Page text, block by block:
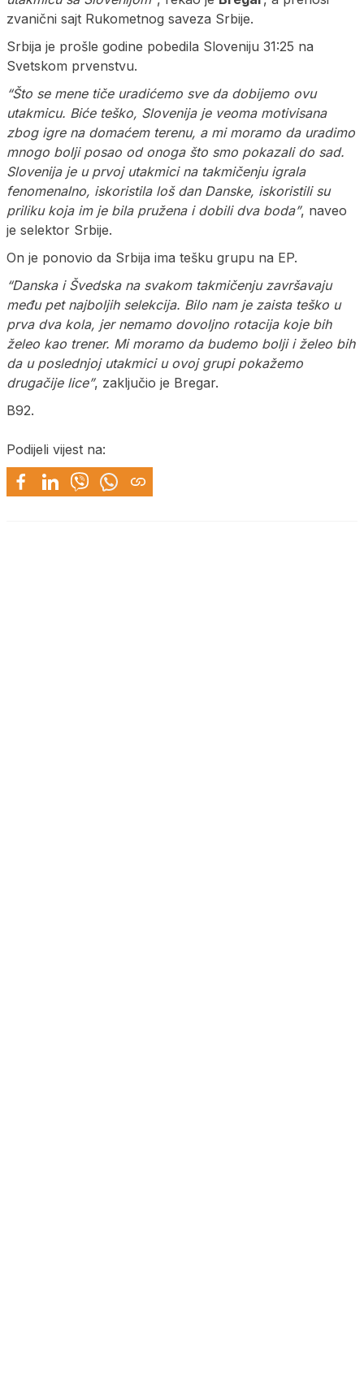
zvanični sajt Rukometnog saveza Srbije.
Srbija je prošle godine pobedila Sloveniju 31:25 na
Svetskom prvenstvu.
“Što se mene tiče uradićemo sve da dobijemo ovu
utakmicu. Biće teško, Slovenija je veoma motivisana
zbog igre na domaćem terenu, a mi moramo da uradimo
mnogo bolji posao od onoga što smo pokazali do sad.
Slovenija je u prvoj utakmici na takmičenju igrala
fenomenalno, iskoristila loš dan Danske, iskoristili su
priliku koja im je bila pružena i dobili dva boda”, naveo
je selektor Srbije.
On je ponovio da Srbija ima tešku grupu na EP.
“Danska i Švedska na svakom takmičenju završavaju
među pet najboljih selekcija. Bilo nam je zaista teško u
prva dva kola, jer nemamo dovoljno rotacija koje bih
želeo kao trener. Mi moramo da budemo bolji i želeo bih
da u poslednjoj utakmici u ovoj grupi pokažemo
drugačije lice”, zaključio je Bregar.
B92.
Podijeli vijest na: